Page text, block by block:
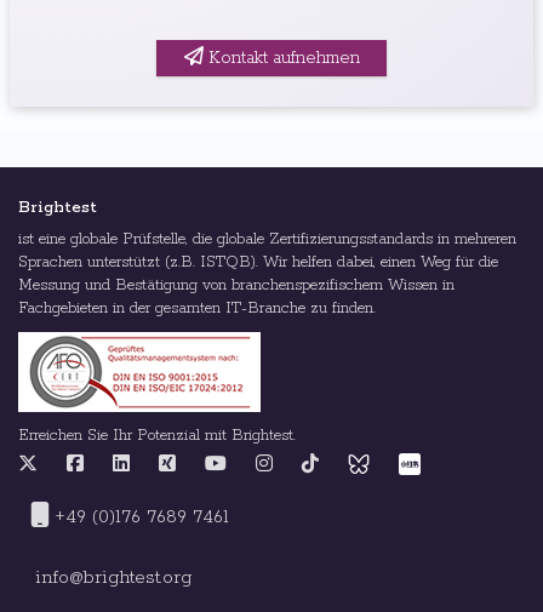
Kontakt aufnehmen
Brightest
ist eine globale Prüfstelle, die globale Zertifizierungsstandards in mehreren
Sprachen unterstützt (z.B. ISTQB). Wir helfen dabei, einen Weg für die
Messung und Bestätigung von branchenspezifischem Wissen in
Fachgebieten in der gesamten IT-Branche zu finden.
Erreichen Sie Ihr Potenzial mit Brightest.
+49 (0)176 7689 7461
info@brightest.org